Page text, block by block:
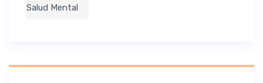
Salud Mental